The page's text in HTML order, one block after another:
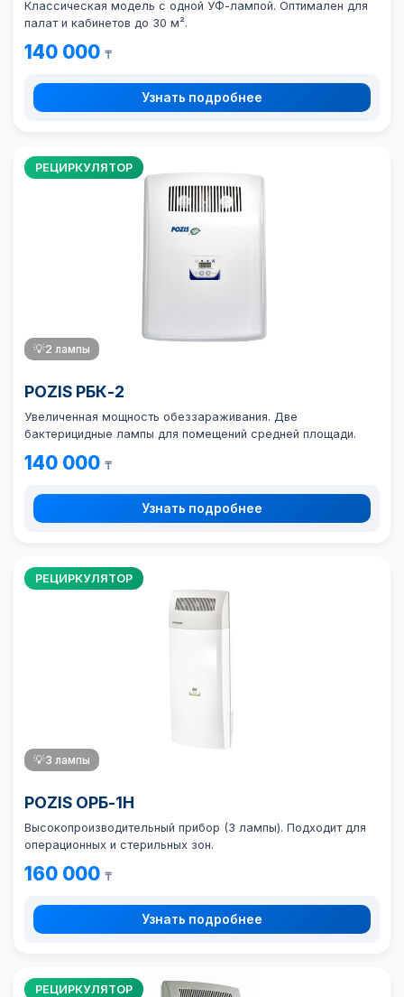
Классическая модель с одной УФ-лампой. Оптимален для
палат и кабинетов до 30 м².
140 000 ₸
Узнать подробнее
РЕЦИРКУЛЯТОР
💡2 лампы
POZIS РБК-2
Увеличенная мощность обеззараживания. Две
бактерицидные лампы для помещений средней площади.
140 000 ₸
Узнать подробнее
РЕЦИРКУЛЯТОР
💡3 лампы
POZIS ОРБ-1Н
Высокопроизводительный прибор (3 лампы). Подходит для
операционных и стерильных зон.
160 000 ₸
Узнать подробнее
РЕЦИРКУЛЯТОР